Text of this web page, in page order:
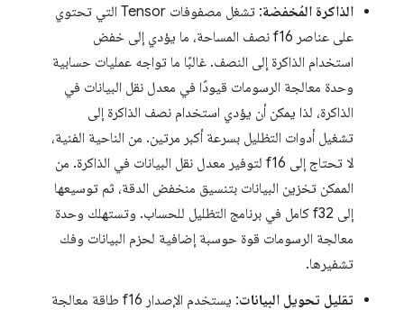
الذاكرة المُخفضة
: تشغل مصفوفات Tensor التي تحتوي
على عناصر f16 نصف المساحة، ما يؤدي إلى خفض
استخدام الذاكرة إلى النصف. غالبًا ما تواجه عمليات حسابية
وحدة معالجة الرسومات قيودًا في معدل نقل البيانات في
الذاكرة، لذا يمكن أن يؤدي استخدام نصف الذاكرة إلى
تشغيل أدوات التظليل بسرعة أكبر مرتين. من الناحية الفنية،
لا تحتاج إلى f16 لتوفير معدل نقل البيانات في الذاكرة. من
الممكن تخزين البيانات بتنسيق منخفض الدقة، ثم توسيعها
إلى f32 كامل في برنامج التظليل للحساب. وتستهلك وحدة
معالجة الرسومات قوة حوسبة إضافية لحزم البيانات وفك
تشفيرها.
تقليل تحويل البيانات
: يستخدم الإصدار f16 طاقة معالجة